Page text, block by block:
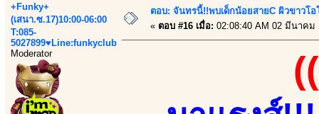
+Funky+
(เสนา.ซ.17)10:00-06:00
T:085-
5027899♥Line:funkyclub
Moderator
ตอบ: จันทรนี้!!พบเด็กน้อยสายC ผิวขาวโ
« ตอบ #16 เมื่อ: 02:08:40 AM 02 มีนาคม